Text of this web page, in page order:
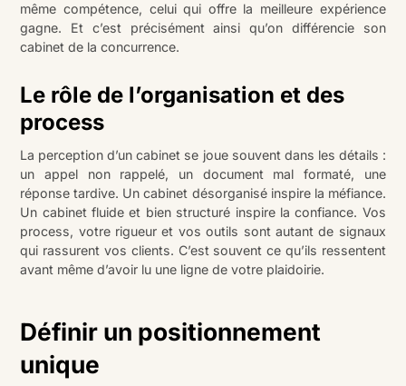
même compétence, celui qui offre la meilleure expérience
gagne. Et c’est précisément ainsi qu’on différencie son
cabinet de la concurrence.
Le rôle de l’organisation et des
process
La perception d’un cabinet se joue souvent dans les détails :
un appel non rappelé, un document mal formaté, une
réponse tardive. Un cabinet désorganisé inspire la méfiance.
Un cabinet fluide et bien structuré inspire la confiance. Vos
process, votre rigueur et vos outils sont autant de signaux
qui rassurent vos clients. C’est souvent ce qu’ils ressentent
avant même d’avoir lu une ligne de votre plaidoirie.
Définir un positionnement
unique